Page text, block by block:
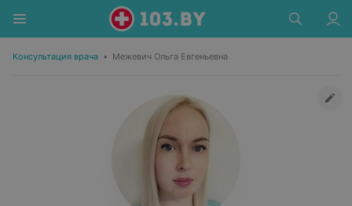
Консультация врача • Межевич Ольга Евгеньевна